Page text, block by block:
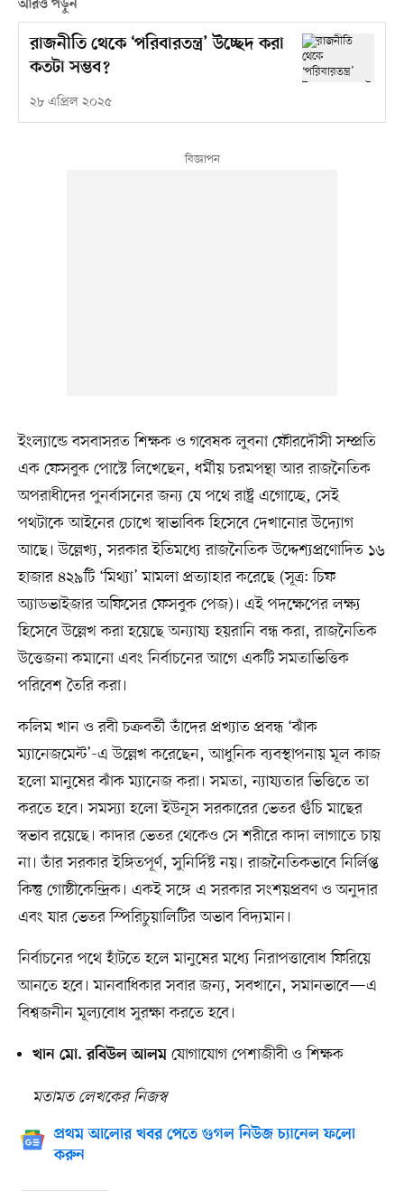
আরও পড়ুন
রাজনীতি থেকে ‘পরিবারতন্ত্র’ উচ্ছেদ করা
কতটা সম্ভব?
২৮ এপ্রিল ২০২৫
ইংল্যান্ডে বসবাসরত শিক্ষক ও গবেষক লুবনা ফৌরদৌসী সম্প্রতি
এক ফেসবুক পোস্টে লিখেছেন, ধর্মীয় চরমপন্থা আর রাজনৈতিক
অপরাধীদের পুনর্বাসনের জন্য যে পথে রাষ্ট্র এগোচ্ছে, সেই
পথটাকে আইনের চোখে স্বাভাবিক হিসেবে দেখানোর উদ্যোগ
আছে। উল্লেখ্য, সরকার ইতিমধ্যে রাজনৈতিক উদ্দেশ্যপ্রণোদিত ১৬
হাজার ৪২৯টি ‘মিথ্যা’ মামলা প্রত্যাহার করেছে (সূত্র: চিফ
অ্যাডভাইজার অফিসের ফেসবুক পেজ)। এই পদক্ষেপের লক্ষ্য
হিসেবে উল্লেখ করা হয়েছে অন্যায্য হয়রানি বন্ধ করা, রাজনৈতিক
উত্তেজনা কমানো এবং নির্বাচনের আগে একটি সমতাভিত্তিক
পরিবেশ তৈরি করা।
কলিম খান ও রবী চক্রবর্তী তাঁদের প্রখ্যাত প্রবন্ধ ‘ঝাঁক
ম্যানেজমেন্ট’-এ উল্লেখ করেছেন, আধুনিক ব্যবস্থাপনায় মূল কাজ
হলো মানুষের ঝাঁক ম্যানেজ করা। সমতা, ন্যায্যতার ভিত্তিতে তা
করতে হবে। সমস্যা হলো ইউনূস সরকারের ভেতর গুঁচি মাছের
স্বভাব রয়েছে। কাদার ভেতর থেকেও সে শরীরে কাদা লাগাতে চায়
না। তাঁর সরকার ইঙ্গিতপূর্ণ, সুনির্দিষ্ট নয়। রাজনৈতিকভাবে নির্লিপ্ত
কিন্তু গোষ্ঠীকেন্দ্রিক। একই সঙ্গে এ সরকার সংশয়প্রবণ ও অনুদার
এবং যার ভেতর স্পিরিচুয়ালিটির অভাব বিদ্যমান।
নির্বাচনের পথে হাঁটতে হলে মানুষের মধ্যে নিরাপত্তাবোধ ফিরিয়ে
আনতে হবে। মানবাধিকার সবার জন্য, সবখানে, সমানভাবে—এ
বিশ্বজনীন মূল্যবোধ সুরক্ষা করতে হবে।
খান মো. রবিউল আলমযোগাযোগ পেশাজীবী ও শিক্ষক
মতামত লেখকের নিজস্ব
প্রথম আলোর খবর পেতে গুগল নিউজ চ্যানেল ফলো
করুন